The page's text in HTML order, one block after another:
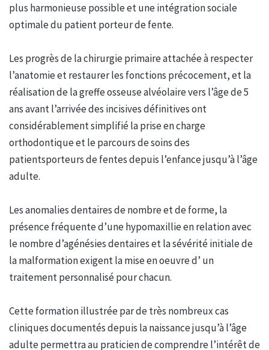
plus harmonieuse possible et une intégration sociale
optimale du patient porteur de fente.
Les progrès de la chirurgie primaire attachée à respecter
l’anatomie et restaurer les fonctions précocement, et la
réalisation de la greffe osseuse alvéolaire vers l’âge de 5
ans avant l’arrivée des incisives définitives ont
considérablement simplifié la prise en charge
orthodontique et le parcours de soins des
patientsporteurs de fentes depuis l’enfance jusqu’à l’âge
adulte.
Les anomalies dentaires de nombre et de forme, la
présence fréquente d’une hypomaxillie en relation avec
le nombre d’agénésies dentaires et la sévérité initiale de
la malformation exigent la mise en oeuvre d’ un
traitement personnalisé pour chacun.
Cette formation illustrée par de très nombreux cas
cliniques documentés depuis la naissance jusqu’à l’âge
adulte permettra au praticien de comprendre l’intérêt de